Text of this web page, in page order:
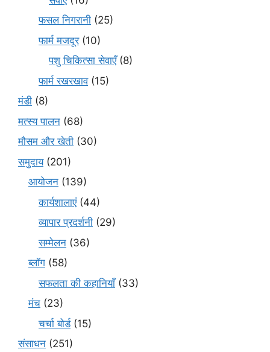
फसल निगरानी (25)
फार्म मजदूर(10)
पशु चिकित्सा सेवाएँ(8)
फार्म रखरखाव(15)
मंडी (8)
मत्स्य पालन (68)
मौसम और खेती (30)
समुदाय(201)
आयोजन (139)
कार्यशालाएं(44)
व्यापार प्रदर्शनी (29)
सम्मेलन (36)
ब्लॉग (58)
सफलता की कहानियाँ(33)
मंच (23)
चर्चा बोर्ड(15)
संसाधन (251)